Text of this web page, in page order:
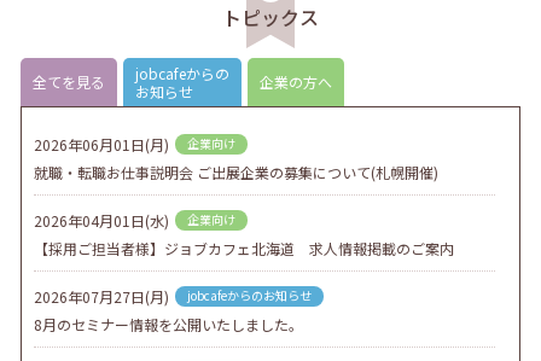
トピックス
全てを見る
jobcafeからの
お知らせ
企業の方へ
2026年06月01日(月) 企業向け
就職・転職お仕事説明会 ご出展企業の募集について(札幌開催)
2026年04月01日(水) 企業向け
【採用ご担当者様】ジョブカフェ北海道 求人情報掲載のご案内
2026年07月27日(月) jobcafeからのお知らせ
8月のセミナー情報を公開いたしました。